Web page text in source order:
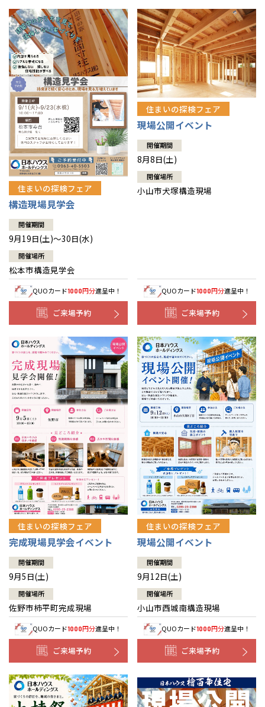
住まいの探検フェア
構造現場見学会
開催期間
9月19日(土)～30日(水)
開催場所
松本市構造見学会
QUOカード1000円分進呈中！
ご来場予約
住まいの探検フェア
現場公開イベント
開催期間
8月8日(土)
開催場所
小山市犬塚構造現場
QUOカード1000円分進呈中！
ご来場予約
住まいの探検フェア
完成現場見学会イベント
開催期間
9月5日(土)
開催場所
佐野市柿平町完成現場
QUOカード1000円分進呈中！
ご来場予約
住まいの探検フェア
現場公開イベント
開催期間
9月12日(土)
開催場所
小山市西城南構造現場
QUOカード1000円分進呈中！
ご来場予約